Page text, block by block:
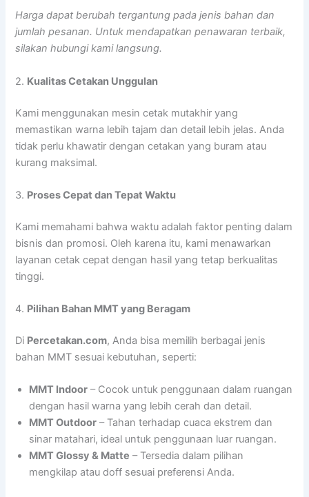
Harga dapat berubah tergantung pada jenis bahan dan
jumlah pesanan. Untuk mendapatkan penawaran terbaik,
silakan hubungi kami langsung.
2. Kualitas Cetakan Unggulan
Kami menggunakan mesin cetak mutakhir yang
memastikan warna lebih tajam dan detail lebih jelas. Anda
tidak perlu khawatir dengan cetakan yang buram atau
kurang maksimal.
3. Proses Cepat dan Tepat Waktu
Kami memahami bahwa waktu adalah faktor penting dalam
bisnis dan promosi. Oleh karena itu, kami menawarkan
layanan cetak cepat dengan hasil yang tetap berkualitas
tinggi.
4. Pilihan Bahan MMT yang Beragam
Di Percetakan.com, Anda bisa memilih berbagai jenis
bahan MMT sesuai kebutuhan, seperti:
MMT Indoor – Cocok untuk penggunaan dalam ruangan
dengan hasil warna yang lebih cerah dan detail.
MMT Outdoor – Tahan terhadap cuaca ekstrem dan
sinar matahari, ideal untuk penggunaan luar ruangan.
MMT Glossy & Matte – Tersedia dalam pilihan
mengkilap atau doff sesuai preferensi Anda.